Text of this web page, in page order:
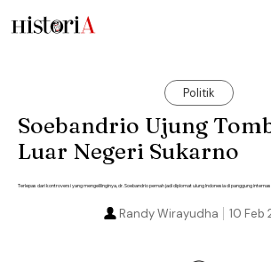
Politik
Soebandrio Ujung
Luar Negeri Sukarno
Terlepas dari kontroversi yang mengelilinginya, dr. Soebandrio pernah jadi diplomat ulung Indonesia di panggung
10 Feb
Randy Wirayudha